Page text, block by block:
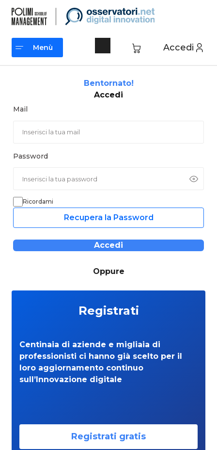
contenuto
Accedi
Menù
Bentornato!
Accedi
Mail
Password
Ricordami
Recupera la Password
Accedi
Oppure
Registrati
Centinaia di aziende e migliaia di
professionisti ci hanno già scelto per il
loro aggiornamento continuo
sull’Innovazione digitale
Registrati gratis